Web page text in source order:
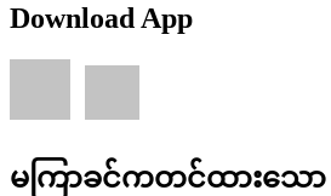
Download App
မကြာခင်ကတင်ထားသော